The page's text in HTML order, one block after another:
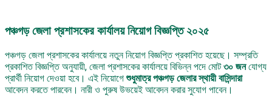
পঞ্চগড় জেলা প্রশাসকের কার্যালয় নিয়োগ বিজ্ঞপ্তি ২০২৫
পঞ্চগড় জেলা প্রশাসকের কার্যালয়ে নতুন নিয়োগ বিজ্ঞপ্তি প্রকাশিত হয়েছে। সম্প্রতি
প্রকাশিত বিজ্ঞপ্তি অনুযায়ী, জেলা প্রশাসকের কার্যালয়ে বিভিন্ন পদে মোট৩০ জনযোগ্য
প্রার্থী নিয়োগ দেওয়া হবে। এই নিয়োগেশুধুমাত্র পঞ্চগড় জেলার স্থায়ী বাসিন্দারা
আবেদন করতে পারবেন। নারী ও পুরুষ উভয়েই আবেদন করার সুযোগ পাবেন।